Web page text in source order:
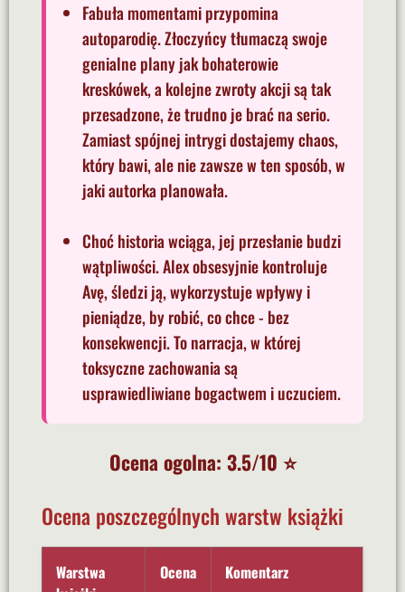
Fabuła momentami przypomina
autoparodię. Złoczyńcy tłumaczą swoje
genialne plany jak bohaterowie
kreskówek, a kolejne zwroty akcji są tak
przesadzone, że trudno je brać na serio.
Zamiast spójnej intrygi dostajemy chaos,
który bawi, ale nie zawsze w ten sposób, w
jaki autorka planowała.
Choć historia wciąga, jej przesłanie budzi
wątpliwości. Alex obsesyjnie kontroluje
Avę, śledzi ją, wykorzystuje wpływy i
pieniądze, by robić, co chce - bez
konsekwencji. To narracja, w której
toksyczne zachowania są
usprawiedliwiane bogactwem i uczuciem.
Ocena ogolna: 3.5/10 ⭐
Ocena poszczególnych warstw książki
Warstwa
Ocena Komentarz